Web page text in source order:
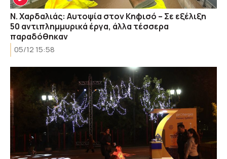
Ν. Χαρδαλιάς: Αυτοψία στον Κηφισό – Σε εξέλιξη
50 αντιπλημμυρικά έργα, άλλα τέσσερα
παραδόθηκαν
05/12 15:58